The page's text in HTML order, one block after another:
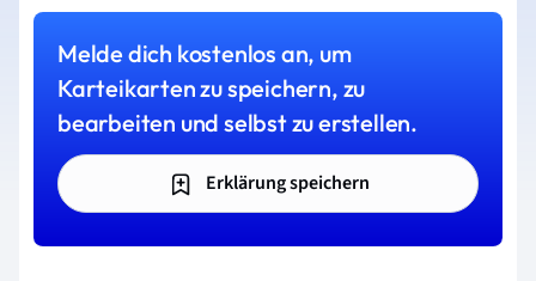
Melde dich kostenlos an, um
Karteikarten zu speichern, zu
bearbeiten und selbst zu erstellen.
Erklärung speichern